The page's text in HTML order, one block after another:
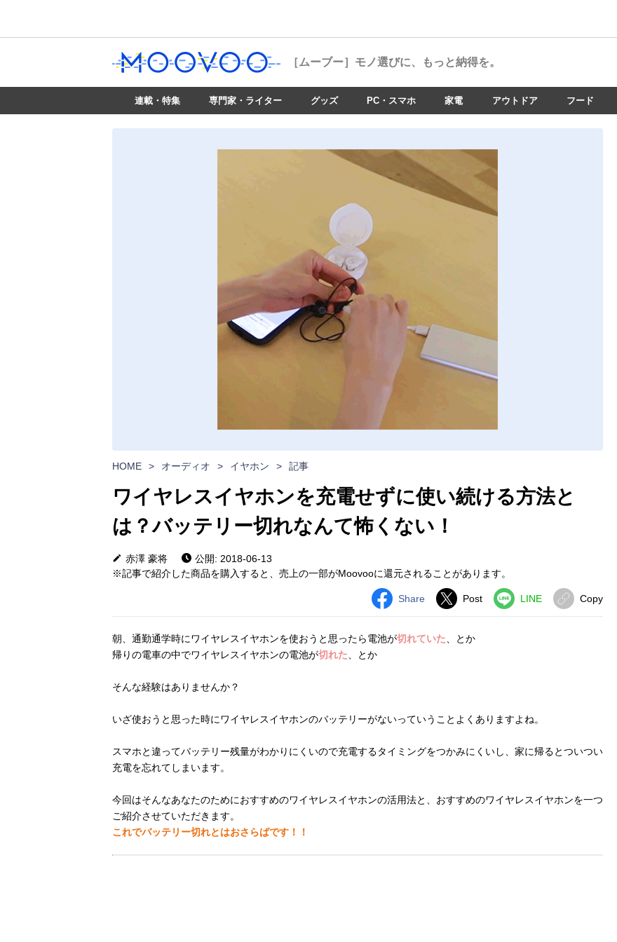
［ムーブー］ モノ選びに、もっと納得を。
連載・特集 専門家・ライター グッズ PC・スマホ 家電 アウトドア フード
HOME > オーディオ > イヤホン > 記事
ワイヤレスイヤホンを充電せずに使い続ける方法と
は？バッテリー切れなんて怖くない！
赤澤 豪将
公開: 2018-06-13
※記事で紹介した商品を購入すると、売上の一部がMoovooに還元されることがあります。
Share Post LINE Copy
朝、通勤通学時にワイヤレスイヤホンを使おうと思ったら電池が切れていた 、とか
帰りの電車の中でワイヤレスイヤホンの電池が切れた 、とか
そんな経験はありませんか？
いざ使おうと思った時にワイヤレスイヤホンのバッテリーがないっていうことよくありますよね。
スマホと違ってバッテリー残量がわかりにくいので充電するタイミングをつかみにくいし、家に帰るとついつい
充電を忘れてしまいます。
今回はそんなあなたのためにおすすめのワイヤレスイヤホンの活用法と、おすすめのワイヤレスイヤホンを一つ
ご紹介させていただきます。
これでバッテリー切れとはおさらばです！！